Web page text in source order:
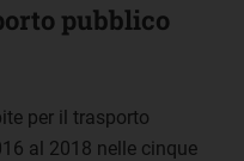
pubblico
per il trasporto
al 2018 nelle cinque